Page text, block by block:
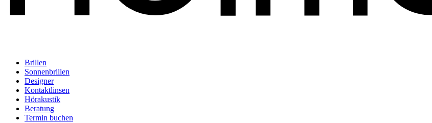
Brillen
Sonnenbrillen
Designer
Kontaktlinsen
Hörakustik
Beratung
Termin buchen